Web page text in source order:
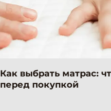
Как выбрать матрас:
перед покупкой